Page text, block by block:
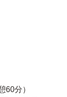
60分）